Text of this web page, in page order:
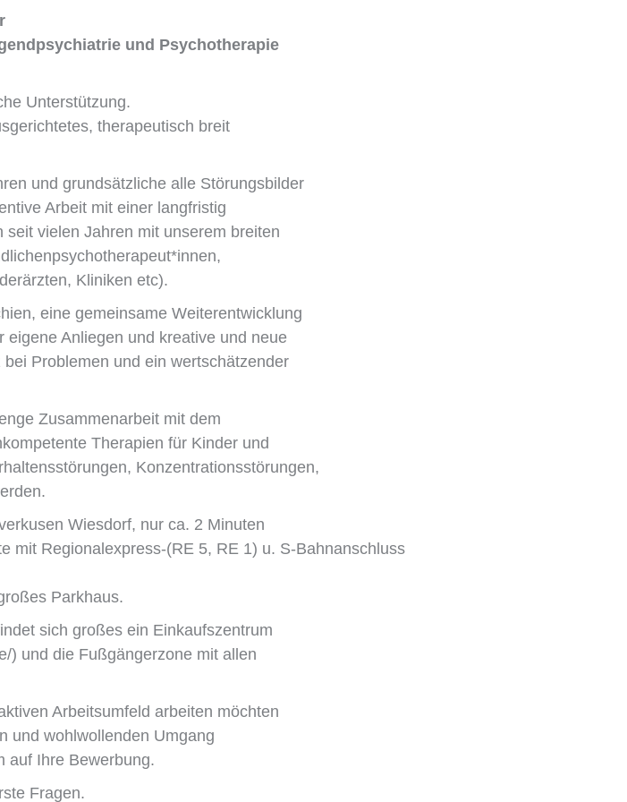
und Psychotherapie
Unterstützung.
therapeutisch breit
und grundsätzliche alle Störungsbilder
Arbeit mit einer langfristig
vielen Jahren mit unserem breiten
Kliniken etc).
eine gemeinsame Weiterentwicklung
Anliegen und kreative und neue
Problemen und ein wertschätzender
Zusammenarbeit mit dem
Therapien für Kinder und
Konzentrationsstörungen,
Wiesdorf, nur ca. 2 Minuten
mit Regionalexpress-(RE 5, RE 1) u. S-Bahnanschluss
Parkhaus.
sich großes ein Einkaufszentrum
) und die Fußgängerzone mit allen
Arbeitsumfeld arbeiten möchten
und wohlwollenden Umgang
auf Ihre Bewerbung.
Fragen.